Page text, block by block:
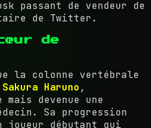
passant de vendeur de
de Twitter.
de
la colonne vertébrale
Sakura Haruno ,
devenue une
Sa progression
débutant qui